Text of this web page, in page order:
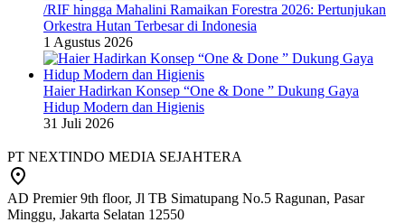
/RIF hingga Mahalini Ramaikan Forestra 2026: Pertunjukan
Orkestra Hutan Terbesar di Indonesia
1 Agustus 2026
Haier Hadirkan Konsep “One & Done ” Dukung Gaya
Hidup Modern dan Higienis
31 Juli 2026
PT NEXTINDO MEDIA SEJAHTERA
AD Premier 9th floor, Jl TB Simatupang No.5 Ragunan, Pasar
Minggu, Jakarta Selatan 12550